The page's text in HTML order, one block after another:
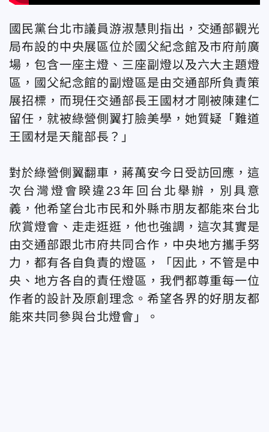
國民黨台北市議員游淑慧則指出，交通部觀光
局布設的中央展區位於國父紀念館及市府前廣
場，包含一座主燈、三座副燈以及六大主題燈
區，國父紀念館的副燈區是由交通部所負責策
展招標，而現任交通部長王國材才剛被陳建仁
留任，就被綠營側翼打臉美學，她質疑「難道
王國材是天龍部長？」
對於綠營側翼翻車，蔣萬安今日受訪回應，這
次台灣燈會睽違23年回台北舉辦，別具意
義，他希望台北市民和外縣市朋友都能來台北
欣賞燈會、走走逛逛，他也強調，這次其實是
由交通部跟北市府共同合作，中央地方攜手努
力，都有各自負責的燈區，「因此，不管是中
央、地方各自的責任燈區，我們都尊重每一位
作者的設計及原創理念。希望各界的好朋友都
能來共同參與台北燈會」。